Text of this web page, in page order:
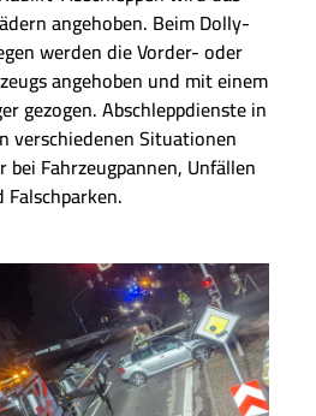
angehoben. Beim Dolly-
werden die Vorder- oder
angehoben und mit einem
gezogen. Abschleppdienste in
verschiedenen Situationen
Fahrzeugpannen, Unfällen
Falschparken.